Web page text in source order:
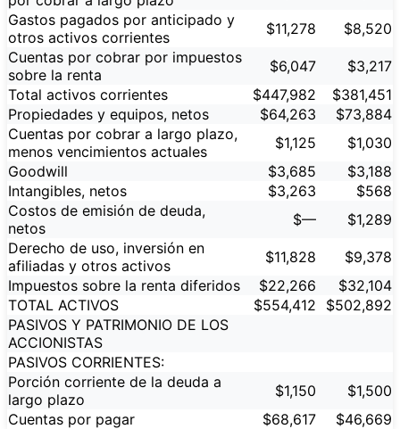
Gastos pagados por anticipado y
otros activos corrientes
$11,278
$8,520
Cuentas por cobrar por impuestos
sobre la renta
$6,047
$3,217
Total activos corrientes
$447,982
$381,451
Propiedades y equipos, netos
$64,263
$73,884
Cuentas por cobrar a largo plazo,
menos vencimientos actuales
$1,125
$1,030
Goodwill
$3,685
$3,188
Intangibles, netos
$3,263
$568
Costos de emisión de deuda,
netos
$—
$1,289
Derecho de uso, inversión en
afiliadas y otros activos
$11,828
$9,378
Impuestos sobre la renta diferidos
$22,266
$32,104
TOTAL ACTIVOS
$554,412
$502,892
PASIVOS Y PATRIMONIO DE LOS
ACCIONISTAS
PASIVOS CORRIENTES:
Porción corriente de la deuda a
largo plazo
$1,150
$1,500
Cuentas por pagar
$68,617 $46,669